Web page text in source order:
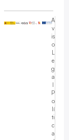
A
v
is
o
L
e
g
a
l
P
o
lí
ti
c
a